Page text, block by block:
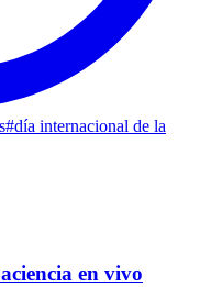
#día internacional de la
en vivo